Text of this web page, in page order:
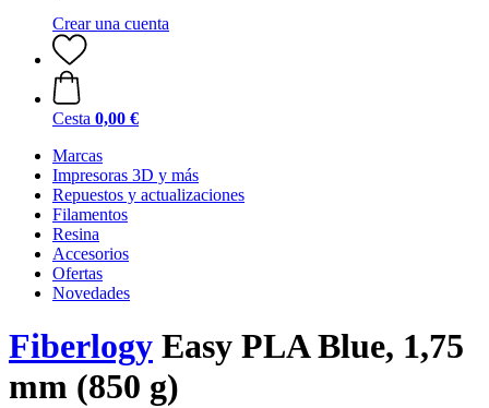
Crear una cuenta
Cesta 0,00 €
Marcas
Impresoras 3D y más
Repuestos y actualizaciones
Filamentos
Resina
Accesorios
Ofertas
Novedades
Fiberlogy Easy PLA Blue, 1,75
mm (850 g)